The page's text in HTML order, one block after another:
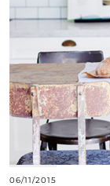
06/11/2015